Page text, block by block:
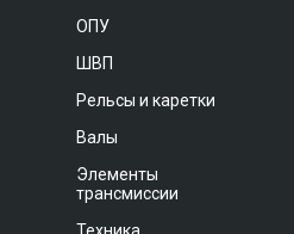
ОПУ
ШВП
Рельсы и каретки
Валы
Элементы
трансмиссии